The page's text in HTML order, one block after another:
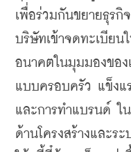
เพื่อร่วมกันขยายธุรกิ
บริษัทเข้าจดทะเบีย
อนาคตในมุมมองของ
แบบครอบครัว แข็งแ
และการทำแบรนด์ ใ
ด้านโครงสร้างและร